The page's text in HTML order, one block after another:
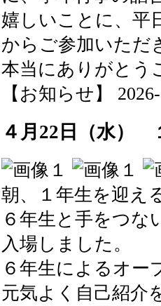
嬉しいことに、平
からご参加いただ
本当にありがとう
【お知らせ】
４月22日（水）
朝、１年生を迎え
６年生と手をつな
入場しました。
６年生によるオー
元気よく自己紹介